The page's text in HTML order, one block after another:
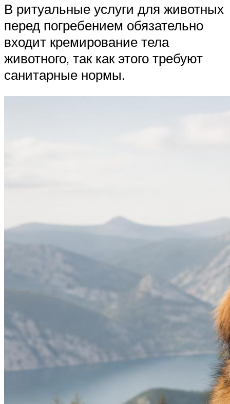
В ритуальные услуги для животных
перед погребением обязательно
входит кремирование тела
животного, так как этого требуют
санитарные нормы.